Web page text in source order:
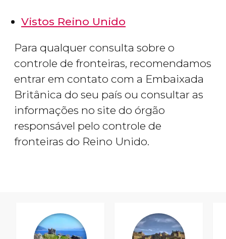
Vistos Reino Unido
Para qualquer consulta sobre o
controle de fronteiras, recomendamos
entrar em contato com a Embaixada
Britânica do seu país ou consultar as
informações no site do órgão
responsável pelo controle de
fronteiras do Reino Unido.